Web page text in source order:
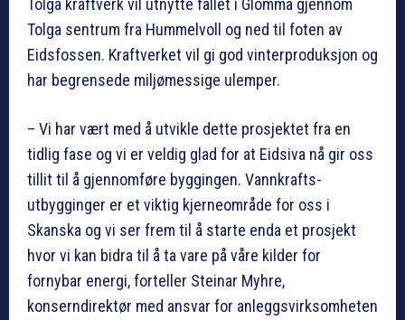
Tolga kraftverk vil utnytte fallet i Glomma gjennom
Tolga sentrum fra Hummelvoll og ned til foten av
Eidsfossen. Kraftverket vil gi god vinterproduksjon og
har begrensede miljømessige ulemper.
– Vi har vært med å utvikle dette prosjektet fra en
tidlig fase og vi er veldig glad for at Eidsiva nå gir oss
tillit til å gjennomføre byggingen. Vannkrafts-
utbygginger er et viktig kjerneområde for oss i
Skanska og vi ser frem til å starte enda et prosjekt
hvor vi kan bidra til å ta vare på våre kilder for
fornybar energi, forteller Steinar Myhre,
konserndirektør med ansvar for anleggsvirksomheten